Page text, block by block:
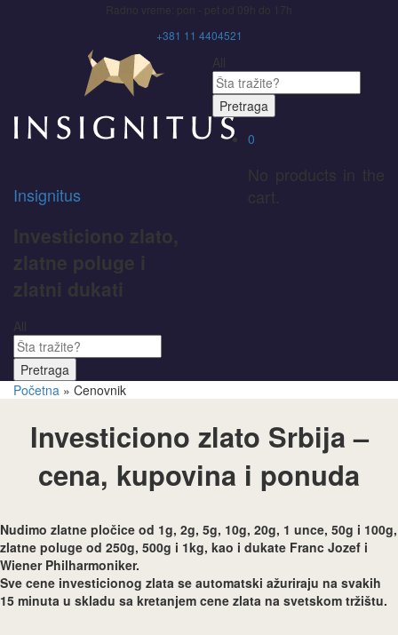
Radno vreme: pon - pet od 09h do 17h
+381 11 4404521
Insignitus
Investiciono zlato,
zlatne poluge i
zlatni dukati
All
Pretraga
0
No products in the
cart.
All
Pretraga
Početna » Cenovnik
Investiciono zlato Srbija –
cena, kupovina i ponuda
Nudimo zlatne pločice od 1g, 2g, 5g, 10g, 20g, 1 unce, 50g i 100g,
zlatne poluge od 250g, 500g i 1kg, kao i dukate Franc Jozef i
Wiener Philharmoniker.
Sve cene investicionog zlata se automatski ažuriraju na svakih
15 minuta u skladu sa kretanjem cene zlata na svetskom tržištu.